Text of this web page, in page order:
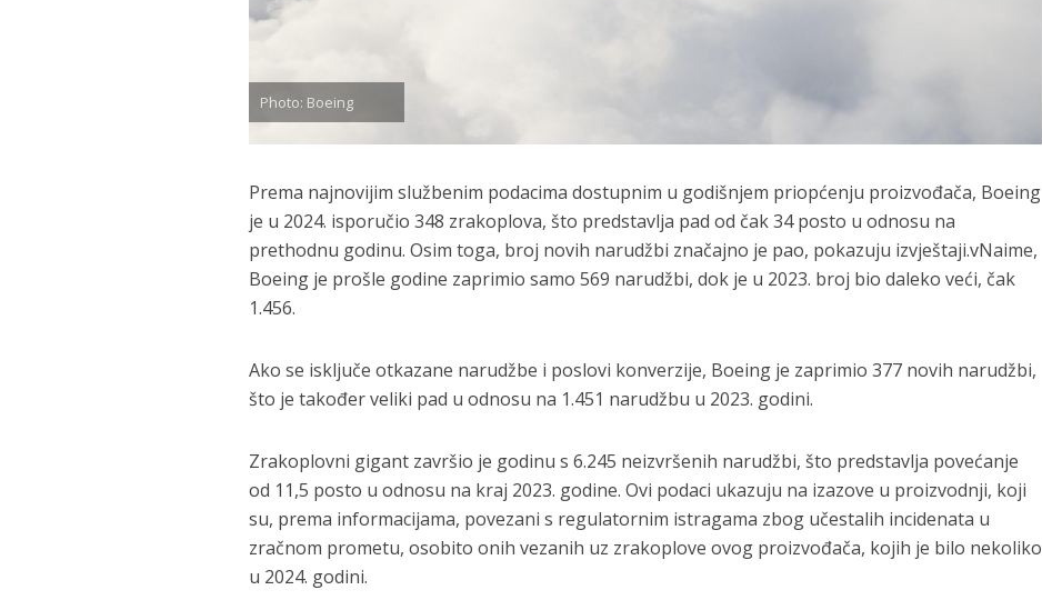
Photo: Boeing
Prema najnovijim službenim podacima dostupnim u godišnjem priopćenju proizvođača, Boeing
je u 2024. isporučio 348 zrakoplova, što predstavlja pad od čak 34 posto u odnosu na
prethodnu godinu. Osim toga, broj novih narudžbi značajno je pao, pokazuju izvještaji.vNaime,
Boeing je prošle godine zaprimio samo 569 narudžbi, dok je u 2023. broj bio daleko veći, čak
1.456.
Ako se isključe otkazane narudžbe i poslovi konverzije, Boeing je zaprimio 377 novih narudžbi,
što je također veliki pad u odnosu na 1.451 narudžbu u 2023. godini.
Zrakoplovni gigant završio je godinu s 6.245 neizvršenih narudžbi, što predstavlja povećanje
od 11,5 posto u odnosu na kraj 2023. godine. Ovi podaci ukazuju na izazove u proizvodnji, koji
su, prema informacijama, povezani s regulatornim istragama zbog učestalih incidenata u
zračnom prometu, osobito onih vezanih uz zrakoplove ovog proizvođača, kojih je bilo nekoliko
u 2024. godini.